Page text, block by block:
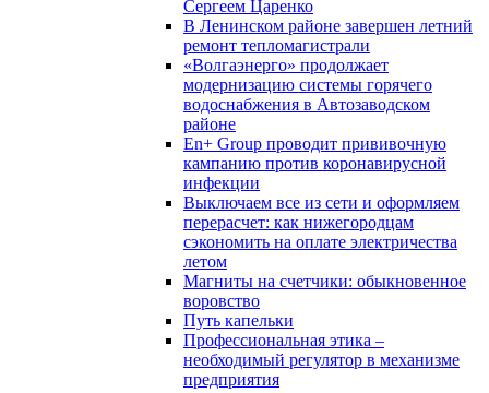
Сергеем Царенко
В Ленинском районе завершен летний
ремонт тепломагистрали
«Волгаэнерго» продолжает
модернизацию системы горячего
водоснабжения в Автозаводском
районе
En+ Group проводит прививочную
кампанию против коронавирусной
инфекции
Выключаем все из сети и оформляем
перерасчет: как нижегородцам
сэкономить на оплате электричества
летом
Магниты на счетчики: обыкновенное
воровство
Путь капельки
Профессиональная этика –
необходимый регулятор в механизме
предприятия